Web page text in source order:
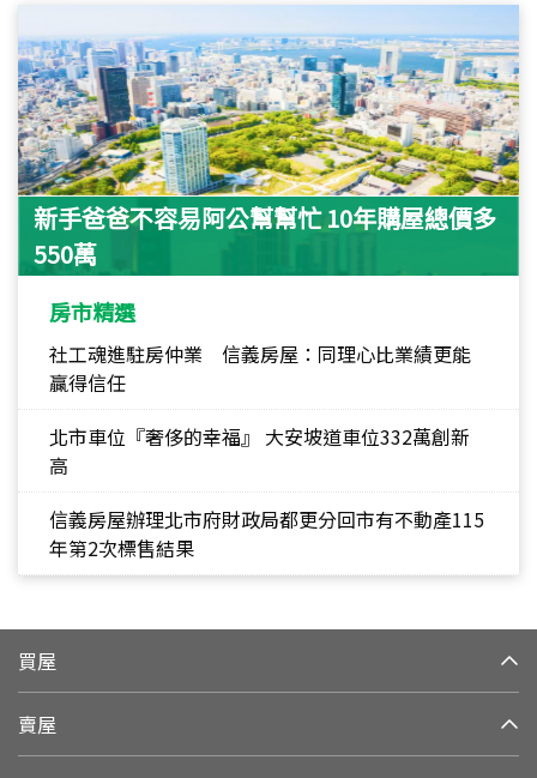
新手爸爸不容易阿公幫幫忙 10年購屋總價多
550萬
房市精選
社工魂進駐房仲業 信義房屋：同理心比業績更能
贏得信任
北市車位『奢侈的幸福』 大安坡道車位332萬創新
高
信義房屋辦理北市府財政局都更分回市有不動產115
年第2次標售結果
買屋
賣屋